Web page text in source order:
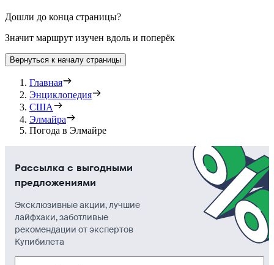
Дошли до конца страницы?
Значит маршрут изучен вдоль и поперёк
Вернуться к началу страницы
Главная
Энциклопедия
США
Элмайра
Погода в Элмайре
Рассылка с выгодными
предложениями
Эксклюзивные акции, лучшие
лайфхаки, заботливые
рекомендации от экспертов
Купибилета